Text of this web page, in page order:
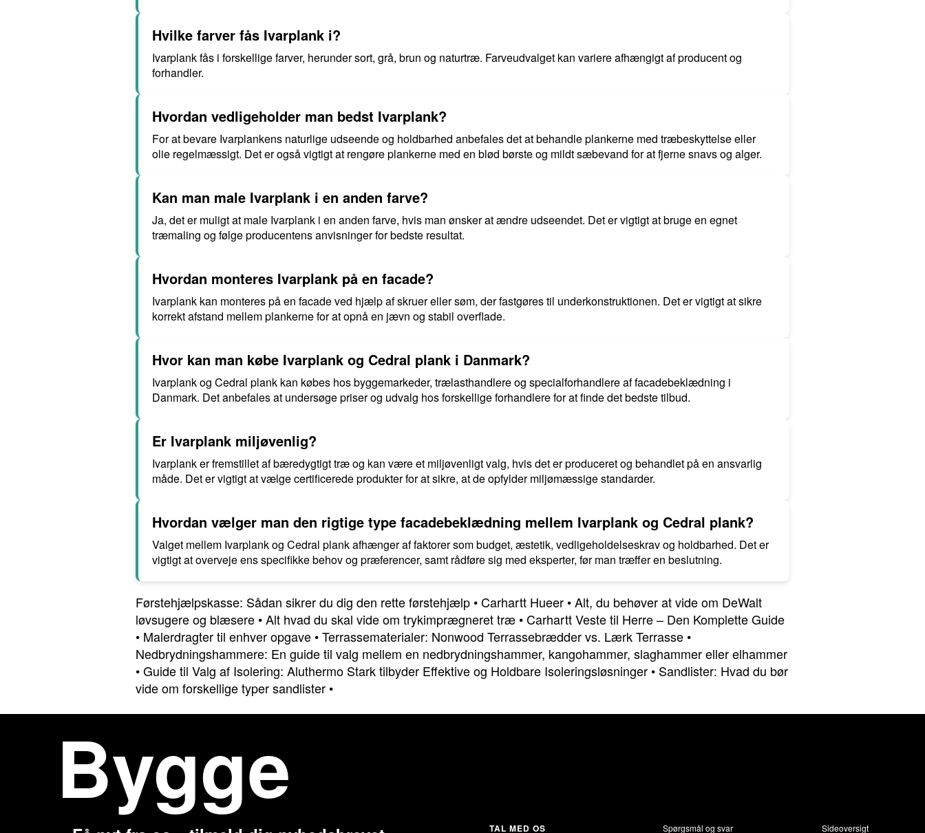
Hvilke farver fås Ivarplank i?
Ivarplank fås i forskellige farver, herunder sort, grå, brun og naturtræ. Farveudvalget kan variere afhængigt af producent og
forhandler.
Hvordan vedligeholder man bedst Ivarplank?
For at bevare Ivarplankens naturlige udseende og holdbarhed anbefales det at behandle plankerne med træbeskyttelse eller
olie regelmæssigt. Det er også vigtigt at rengøre plankerne med en blød børste og mildt sæbevand for at fjerne snavs og alger.
Kan man male Ivarplank i en anden farve?
Ja, det er muligt at male Ivarplank i en anden farve, hvis man ønsker at ændre udseendet. Det er vigtigt at bruge en egnet
træmaling og følge producentens anvisninger for bedste resultat.
Hvordan monteres Ivarplank på en facade?
Ivarplank kan monteres på en facade ved hjælp af skruer eller søm, der fastgøres til underkonstruktionen. Det er vigtigt at sikre
korrekt afstand mellem plankerne for at opnå en jævn og stabil overflade.
Hvor kan man købe Ivarplank og Cedral plank i Danmark?
Ivarplank og Cedral plank kan købes hos byggemarkeder, trælasthandlere og specialforhandlere af facadebeklædning i
Danmark. Det anbefales at undersøge priser og udvalg hos forskellige forhandlere for at finde det bedste tilbud.
Er Ivarplank miljøvenlig?
Ivarplank er fremstillet af bæredygtigt træ og kan være et miljøvenligt valg, hvis det er produceret og behandlet på en ansvarlig
måde. Det er vigtigt at vælge certificerede produkter for at sikre, at de opfylder miljømæssige standarder.
Hvordan vælger man den rigtige type facadebeklædning mellem Ivarplank og Cedral plank?
Valget mellem Ivarplank og Cedral plank afhænger af faktorer som budget, æstetik, vedligeholdelseskrav og holdbarhed. Det er
vigtigt at overveje ens specifikke behov og præferencer, samt rådføre sig med eksperter, før man træffer en beslutning.
Førstehjælpskasse: Sådan sikrer du dig den rette førstehjælp •Carhartt Hueer •Alt, du behøver at vide om DeWalt
løvsugere og blæsere •Alt hvad du skal vide om trykimprægneret træ •Carhartt Veste til Herre – Den Komplette Guide
• Malerdragter til enhver opgave •Terrassematerialer: Nonwood Terrassebrædder vs. Lærk Terrasse •
Nedbrydningshammere: En guide til valg mellem en nedbrydningshammer, kangohammer, slaghammer eller elhammer
•Guide til Valg af Isolering: Aluthermo Stark tilbyder Effektive og Holdbare Isoleringsløsninger • Sandlister: Hvad du bør
vide om forskellige typer sandlister •
Bygge
TAL MED OS Spørgsmål og svar Sideoversigt